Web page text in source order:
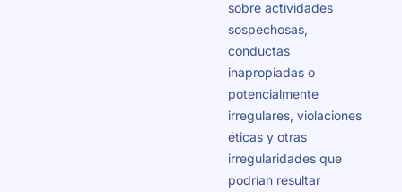
sobre actividades
sospechosas,
conductas
inapropiadas o
potencialmente
irregulares, violaciones
éticas y otras
irregularidades que
podrían resultar